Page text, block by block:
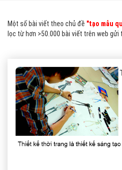
Một số bài viết theo chủ đề "tạo mẫu
lọc từ hơn >50.000 bài viết trên web gửi